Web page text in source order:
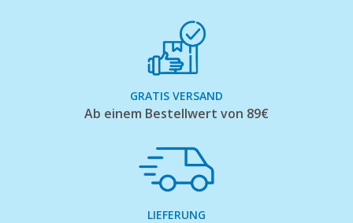
GRATIS VERSAND
Ab einem Bestellwert von 89€
LIEFERUNG